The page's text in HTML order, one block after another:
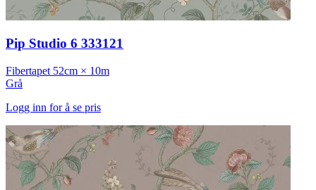
Pip Studio 6 333121
Fibertapet 52cm × 10m
Grå
Logg inn for å se pris